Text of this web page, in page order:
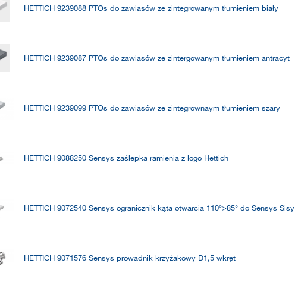
HETTICH 9239088 PTOs do zawiasów ze zintegrowanym tłumieniem biały
HETTICH 9239087 PTOs do zawiasów ze zintergowanym tłumieniem antracyt
HETTICH 9239099 PTOs do zawiasów ze zintegrownaym tłumieniem szary
HETTICH 9088250 Sensys zaślepka ramienia z logo Hettich
HETTICH 9072540 Sensys ogranicznik kąta otwarcia 110°>85° do Sensys Sisy
HETTICH 9071576 Sensys prowadnik krzyżakowy D1,5 wkręt